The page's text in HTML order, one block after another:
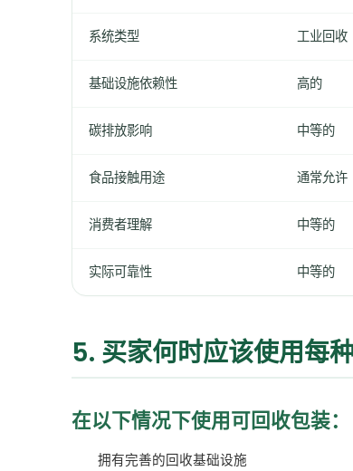
系统类型 工业回收
基础设施依赖性 高的
碳排放影响 中等的
食品接触用途 通常允许
消费者理解 中等的
实际可靠性 中等的
5. 买家何时应该使用每种
在以下情况下使用可回收包装：
拥有完善的回收基础设施